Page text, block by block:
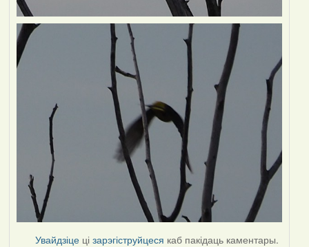
Увайдзіце цізарэгіструйцеся каб пакідаць каментары.